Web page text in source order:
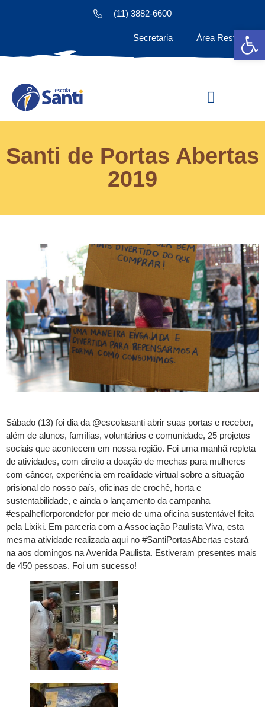
(11) 3882-6600
Secretaria Área Restrita
Santi de Portas Abertas
2019
Sábado (13) foi dia da @escolasanti abrir suas portas e receber,
além de alunos, famílias, voluntários e comunidade, 25 projetos
sociais que acontecem em nossa região. Foi uma manhã repleta
de atividades, com direito a doação de mechas para mulheres
com câncer, experiência em realidade virtual sobre a situação
prisional do nosso país, oficinas de crochê, horta e
sustentabilidade, e ainda o lançamento da campanha
#espalheflorporondefor por meio de uma oficina sustentável feita
pela Lixiki. Em parceria com a Associação Paulista Viva, esta
mesma atividade realizada aqui no #SantiPortasAbertas estará
na aos domingos na Avenida Paulista. Estiveram presentes mais
de 450 pessoas. Foi um sucesso!